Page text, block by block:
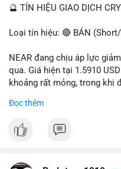
📰 Nguồn: Cointelegraph
🔮 TÍN HIỆU GIAO DỊCH
Loại tín hiệu: 🔴 BÁN
NEAR đang chịu áp lực
qua. Giá hiện tại 1.5910
khoảng rất mỏng, trong khi
kiểm soát hoàn toàn. Khối
tiếp diễn.
Đọc thêm